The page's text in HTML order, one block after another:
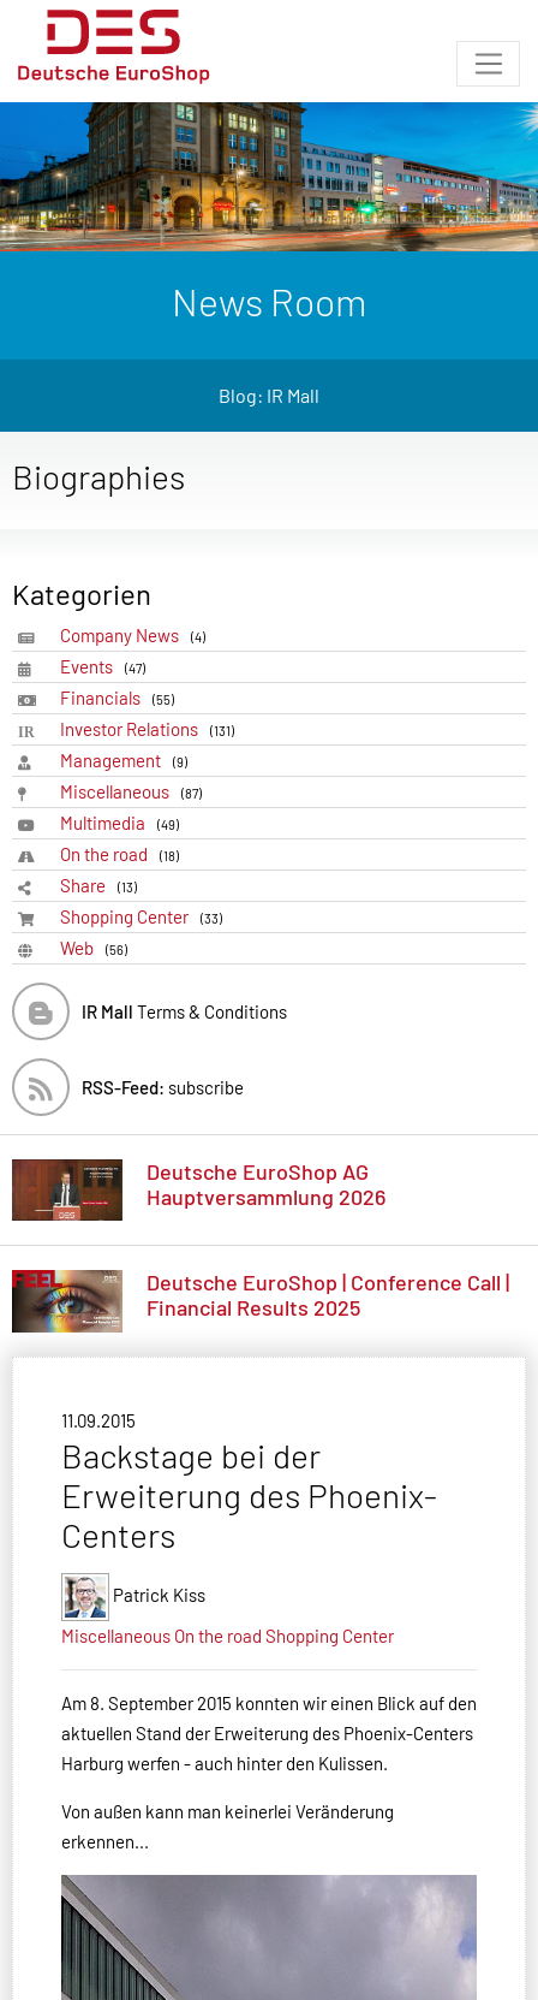
News Room
Blog: IR Mall
Biographies
Kategorien
Company News (4)
Events (47)
Financials (55)
Investor Relations (131)
Management (9)
Miscellaneous (87)
Multimedia (49)
On the road (18)
Share (13)
Shopping Center (33)
Web (56)
IR Mall Terms & Conditions
RSS-Feed: subscribe
Deutsche EuroShop AG
Hauptversammlung 2026
Deutsche EuroShop | Conference Call |
Financial Results 2025
11.09.2015
Backstage bei der
Erweiterung des Phoenix-
Centers
Patrick Kiss
Miscellaneous On the road Shopping Center
Am 8. September 2015 konnten wir einen Blick auf den
aktuellen Stand der Erweiterung des Phoenix-Centers
Harburg werfen - auch hinter den Kulissen.
Von außen kann man keinerlei Veränderung
erkennen...